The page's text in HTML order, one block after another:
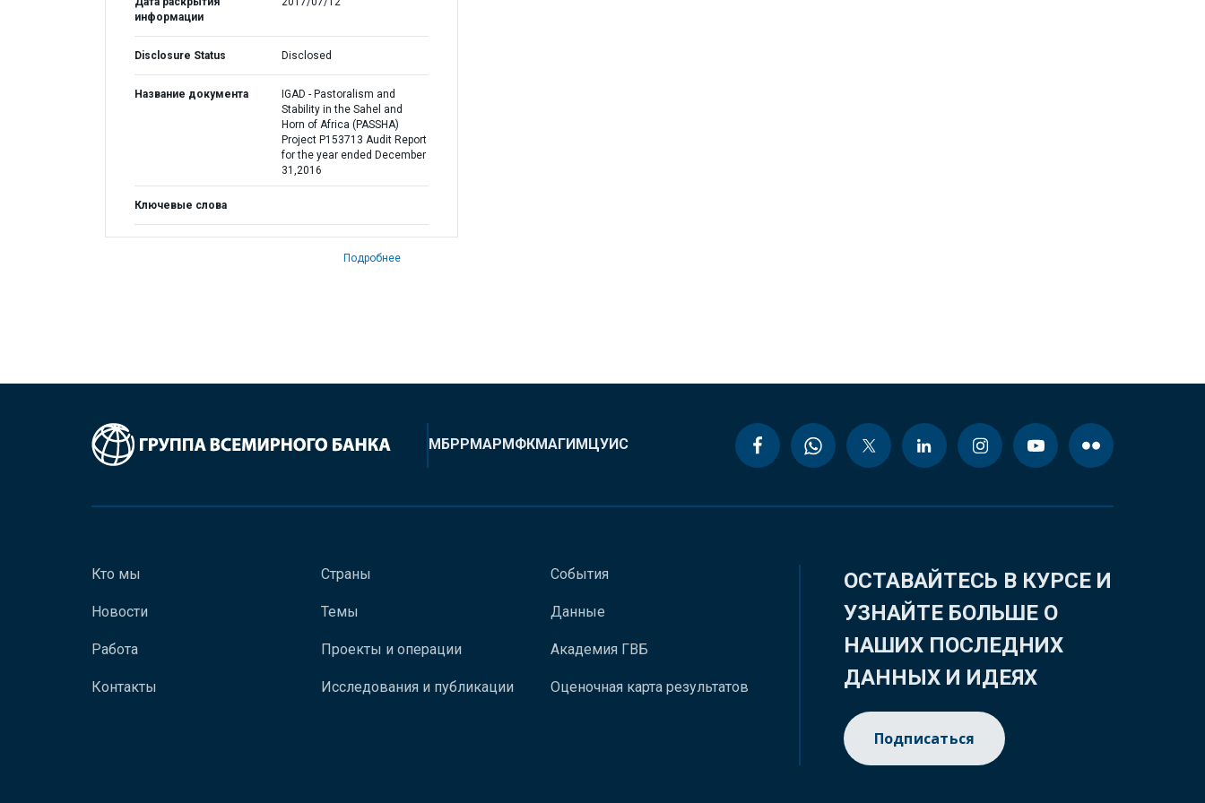
информации
Disclosure Status Disclosed
Название документа
IGAD - Pastoralism and
Stability in the Sahel and
Horn of Africa (PASSHA)
Project P153713 Audit Report
for the year ended December
31,2016
Ключевые слова
Подробнее
МБРРМАРМФКМАГИМЦУИС
Кто мы
Новости
Работа
Контакты
Страны
Темы
Проекты и операции
Исследования и публикации
События
Данные
Академия ГВБ
Оценочная карта результатов
ОСТАВАЙТЕСЬ В КУРСЕ И
УЗНАЙТЕ БОЛЬШЕ О
НАШИХ ПОСЛЕДНИХ
ДАННЫХ И ИДЕЯХ
Подписаться